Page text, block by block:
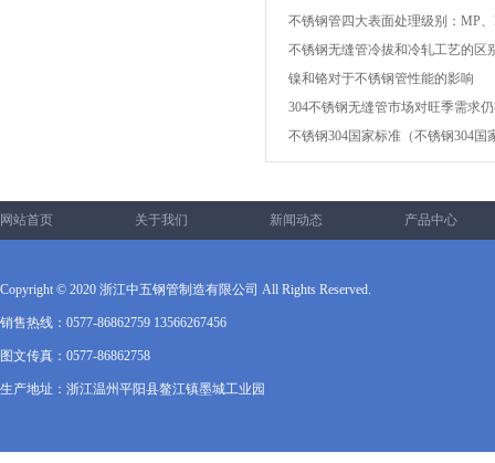
不锈钢管四大表面处理级别：MP
不锈钢无缝管冷拔和冷轧工艺的区
镍和铬对于不锈钢管性能的影响
304不锈钢无缝管市场对旺季需求
不锈钢304国家标准（不锈钢304国
网站首页 关于我们 新闻动态 产品中心
Copyright © 2020 浙江中五钢管制造有限公司 All Rights Reserved.
销售热线：0577-86862759 13566267456
图文传真：0577-86862758
生产地址：浙江温州平阳县鳌江镇墨城工业园